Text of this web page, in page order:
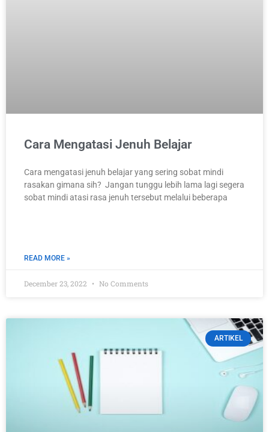
Cara Mengatasi Jenuh Belajar
Cara mengatasi jenuh belajar yang sering sobat mindi
rasakan gimana sih? Jangan tunggu lebih lama lagi segera
sobat mindi atasi rasa jenuh tersebut melalui beberapa
READ MORE »
December 23, 2022 No Comments
ARTIKEL